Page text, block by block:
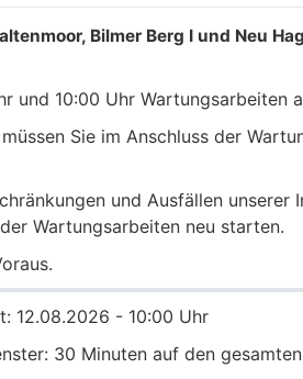
Bilmer Berg I und Neu
und 10:00 Uhr Wartungsarbeiten
Sie im Anschluss der
und Ausfällen
Wartungsarbeiten neu starten.
12.08.2026 - 10:00 Uhr
30 Minuten auf den